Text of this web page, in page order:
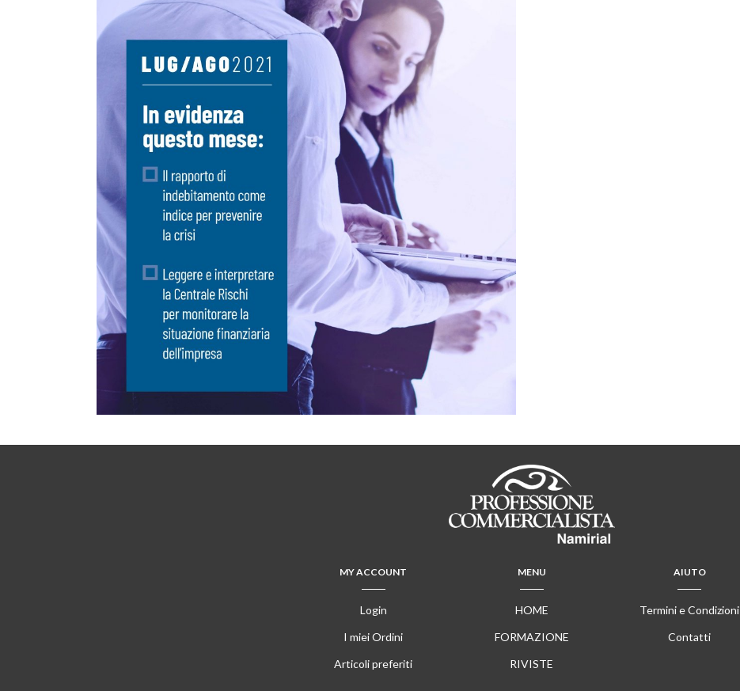
MY ACCOUNT
Login
I miei Ordini
Articoli preferiti
MENU
HOME
FORMAZIONE
RIVISTE
AIUTO
Termini e Condizioni
Contatti